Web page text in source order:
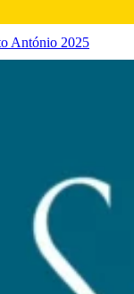
António 2025